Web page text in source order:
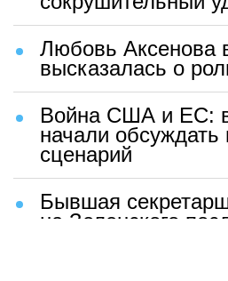
Любовь Аксенова
высказалась о
Война США и ЕС:
начали
сценарий
Бывшая
на Зеленского